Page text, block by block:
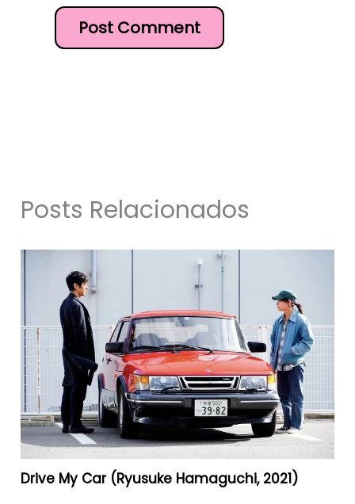
Posts Relacionados
Drive My Car (Ryusuke Hamaguchi, 2021)